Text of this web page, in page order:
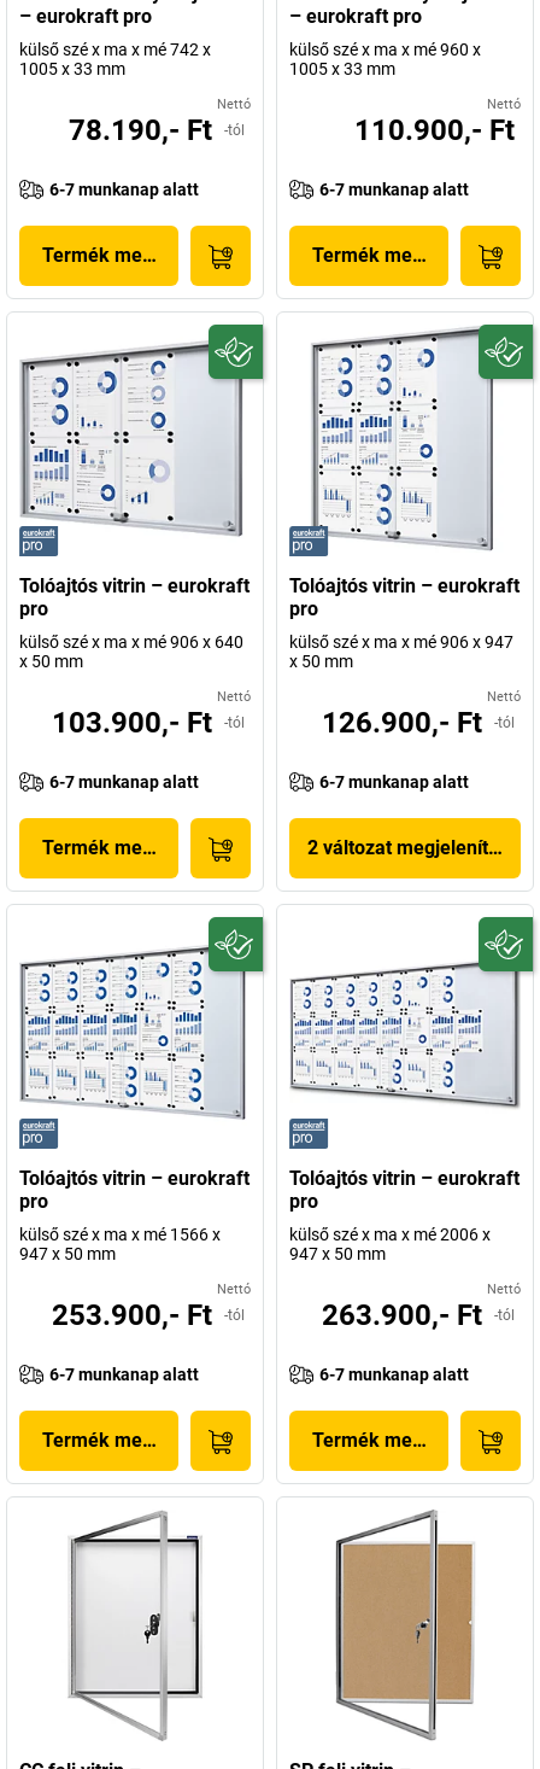
– eurokraft pro
külső szé x ma x mé 742 x
1005 x 33 mm
Nettó
78.190,- Ft -tól
6-7 munkanap alatt
Termék megjelenítése
– eurokraft pro
külső szé x ma x mé 960 x
1005 x 33 mm
Nettó
110.900,- Ft
6-7 munkanap alatt
Termék megjelenítése
Tolóajtós vitrin – eurokraft
pro
külső szé x ma x mé 906 x 640
x 50 mm
Nettó
103.900,- Ft -tól
6-7 munkanap alatt
Termék megjelenítése
Tolóajtós vitrin – eurokraft
pro
külső szé x ma x mé 906 x 947
x 50 mm
Nettó
126.900,- Ft -tól
6-7 munkanap alatt
2 változat megjelenítése
Tolóajtós vitrin – eurokraft
pro
külső szé x ma x mé 1566 x
947 x 50 mm
Nettó
253.900,- Ft -tól
6-7 munkanap alatt
Termék megjelenítése
Tolóajtós vitrin – eurokraft
pro
külső szé x ma x mé 2006 x
947 x 50 mm
Nettó
263.900,- Ft -tól
6-7 munkanap alatt
Termék megjelenítése